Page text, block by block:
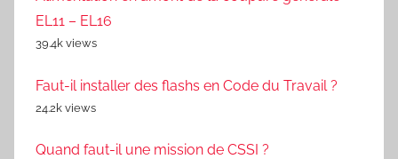
EL11 – EL16
39.4k views
Faut-il installer des flashs en Code du Travail ?
24.2k views
Quand faut-il une mission de CSSI ?